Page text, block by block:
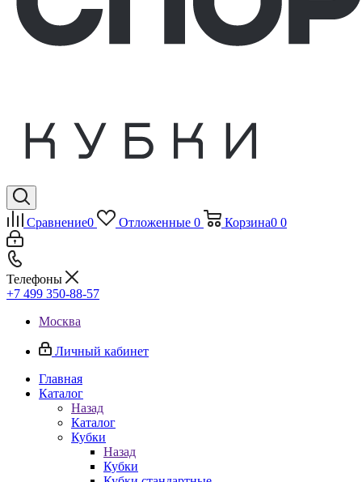
Сравнение0 Отложенные 0 Корзина0 0
Телефоны
+7 499 350-88-57
Москва
Личный кабинет
Главная
Каталог
Назад
Каталог
Кубки
Назад
Кубки